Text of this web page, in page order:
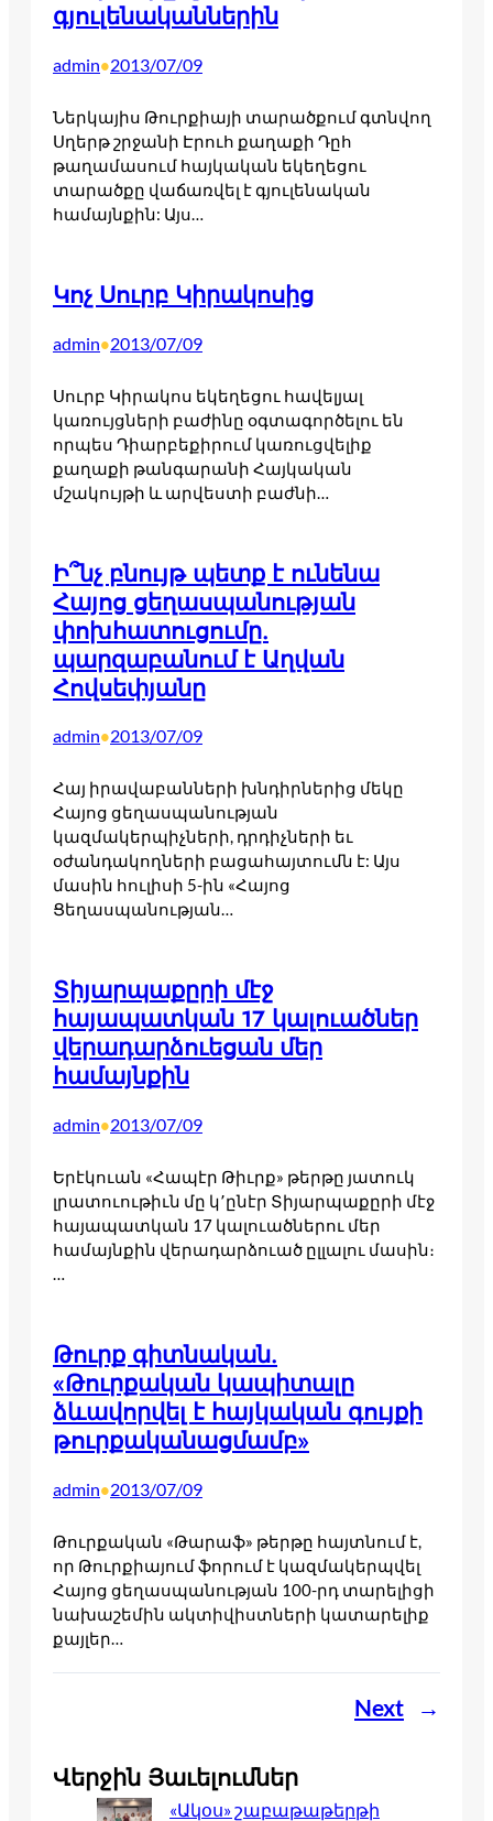
գյուլենականներին
admin•2013/07/09
Ներկայիս Թուրքիայի տարածքում գտնվող
Սղերթ շրջանի Էրուհ քաղաքի Դըհ
թաղամասում հայկական եկեղեցու
տարածքը վաճառվել է գյուլենական
համայնքին: Այս…
Կոչ Սուրբ Կիրակոսից
admin•2013/07/09
Սուրբ Կիրակոս եկեղեցու հավելյալ
կառույցների բաժինը օգտագործելու են
որպես Դիարբեքիրում կառուցվելիք
քաղաքի թանգարանի Հայկական
մշակույթի և արվեստի բաժնի…
Ի՞նչ բնույթ պետք է ունենա
Հայոց ցեղասպանության
փոխհատուցումը.
պարզաբանում է Աղվան
Հովսեփյանը
admin•2013/07/09
Հայ իրավաբանների խնդիրներից մեկը
Հայոց ցեղասպանության
կազմակերպիչների, դրդիչների եւ
օժանդակողների բացահայտումն է: Այս
մասին հուլիսի 5-ին «Հայոց
Ցեղասպանության…
Տիյարպաքըրի մէջ
հայապատկան 17 կալուածներ
վերադարձուեցան մեր
համայնքին
admin•2013/07/09
Երէկուան «Հապէր Թիւրք» թերթը յատուկ
լրատուութիւն մը կ՚ընէր Տիյարպաքըրի մէջ
հայապատկան 17 կալուածներու մեր
համայնքին վերադարձուած ըլլալու մասին։
…
Թուրք գիտնական.
«Թուրքական կապիտալը
ձևավորվել է հայկական գույքի
թուրքականացմամբ»
admin•2013/07/09
Թուրքական «Թարաֆ» թերթը հայտնում է,
որ Թուրքիայում ֆորում է կազմակերպվել
Հայոց ցեղասպանության 100-րդ տարելիցի
նախաշեմին ակտիվիստների կատարելիք
քայլեր…
Next →
Վերջին Յաւելումներ
«Ակօս» շաբաթաթերթի